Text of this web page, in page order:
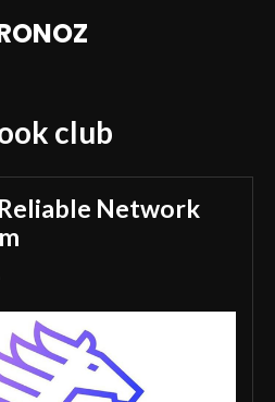
club
Network